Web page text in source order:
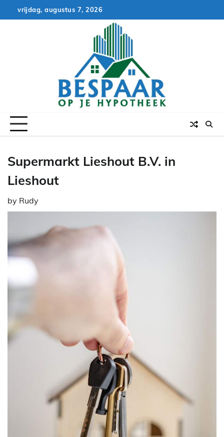
to
vrijdag, augustus 7, 2026
Supermarkt Lieshout B.V. in
Lieshout
by Rudy